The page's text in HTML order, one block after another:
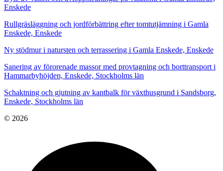
Enskede
Rullgräsläggning och jordförbättring efter tomtutjämning i Gamla
Enskede, Enskede
Ny stödmur i natursten och terrassering i Gamla Enskede, Enskede
Sanering av förorenade massor med provtagning och borttransport i
Hammarbyhöjden, Enskede, Stockholms län
Schaktning och gjutning av kantbalk för växthusgrund i Sandsborg,
Enskede, Stockholms län
© 2026